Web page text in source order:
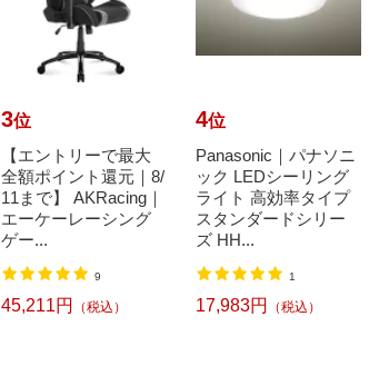
3位
【エントリーで最大
全額ポイント還元｜8/
11まで】 AKRacing｜
エーケーレーシング
ゲー...
9
45,211円 （税込）
4位
Panasonic｜パナソニ
ック LEDシーリング
ライト 高効率タイプ
スタンダードシリー
ズ HH...
1
17,983円 （税込）